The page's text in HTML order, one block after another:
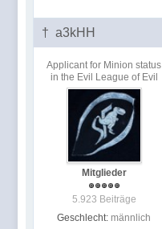
† a3kHH
Applicant for Minion status
in the Evil League of Evil
Mitglieder
5.923 Beiträge
Geschlecht: männlich